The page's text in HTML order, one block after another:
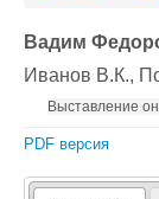
Вадим
Иванов В.К.,
Выставление
PDF версия